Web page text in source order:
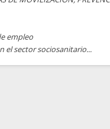
empleo
el sector sociosanitario...